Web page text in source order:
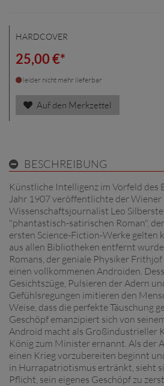
HARDCOVER
25,00 €*
leider nicht mehr lieferbar
Auf den Merkzettel
BESCHREIBUNG
Künstliche Intelligenz im Vorfeld des
Jahr 1907 veröffentlichte der Wiener
Wissenschaftsjournalist Leo
"phantastisch-satirischen Roman",
ersten Science-Fiction-Werke gelten
aus allen Bibliotheken entfernt
Romans, der geniale Physiker
einen vollkommenen Androiden.
Gesichtszüge, Pulsieren der Adern
Gefühlsregungen imitieren den
Weise, dass die perfekte Täuschung
Geschöpf emanzipiert sich von
Android macht als Großindustrieller
König zum Minister ernannt. Als der
einen Krieg vorzubereiten beginnt
in Hurrapatriotismus ertränkt, sieht
Pflicht, sein eigenes Geschöpf zu